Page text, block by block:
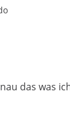
das was